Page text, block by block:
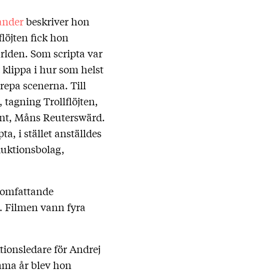
beskriver hon
fick hon
Som scripta var
i hur som helst
scenerna. Till
tagning Trollflöjten,
Måns Reuterswärd.
i stället anställdes
Filmen vann fyra
för Andrej
år blev hon